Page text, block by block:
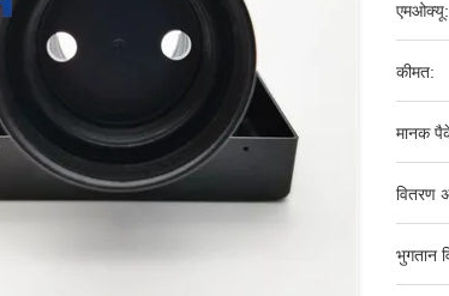
एमओक्यू:
कीमत:
मानक
वितरण
भुगतान